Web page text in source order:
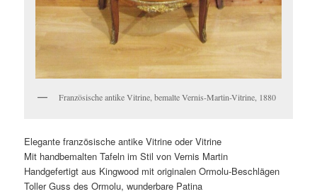
Französische antike Vitrine, bemalte Vernis-Martin-Vitrine, 1880
Elegante französische antike Vitrine oder Vitrine
Mit handbemalten Tafeln im Stil von Vernis Martin
Handgefertigt aus Kingwood mit originalen Ormolu-Beschlägen
Toller Guss des Ormolu, wunderbare Patina